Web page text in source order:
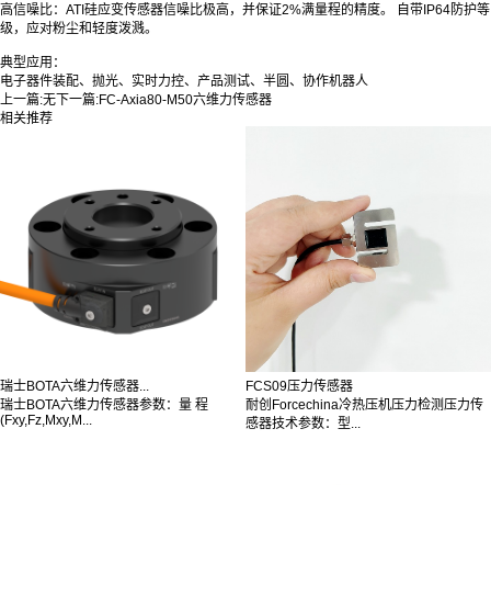
高信噪比：ATI硅应变传感器信噪比极高，并保证2%满量程的精度。 自带IP64防护等
级，应对粉尘和轻度泼溅。
典型应用：
电子器件装配、抛光、实时力控、产品测试、半圆、协作机器人
上一篇:无 下一篇:FC-Axia80-M50六维力传感器
相关推荐
瑞士BOTA六维力传感器...
瑞士BOTA六维力传感器参数：量 程
(Fxy,Fz,Mxy,M...
FCS09压力传感器
耐创Forcechina冷热压机压力检测压力传
感器技术参数：型...